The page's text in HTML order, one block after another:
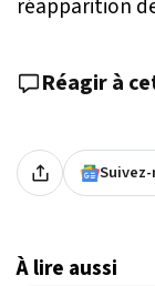
réapparition
Réagir à
À lire aussi